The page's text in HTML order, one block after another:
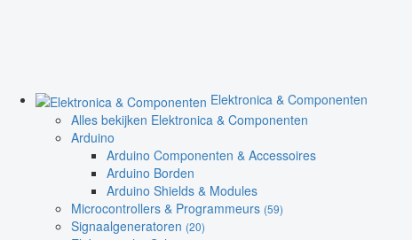
Elektronica & Componenten
Alles bekijken Elektronica & Componenten
Arduino
Arduino Componenten & Accessoires
Arduino Borden
Arduino Shields & Modules
Microcontrollers & Programmeurs (59)
Signaalgeneratoren (20)